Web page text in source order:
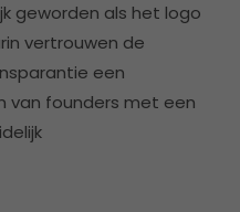
geworden als het logo
vertrouwen de
een
van founders met een